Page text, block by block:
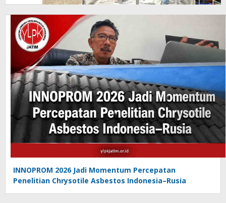
Bawah
Ambang
Batas
INNOPROM 2026 Jadi Momentum Percepatan
Penelitian Chrysotile Asbestos Indonesia–Rusia